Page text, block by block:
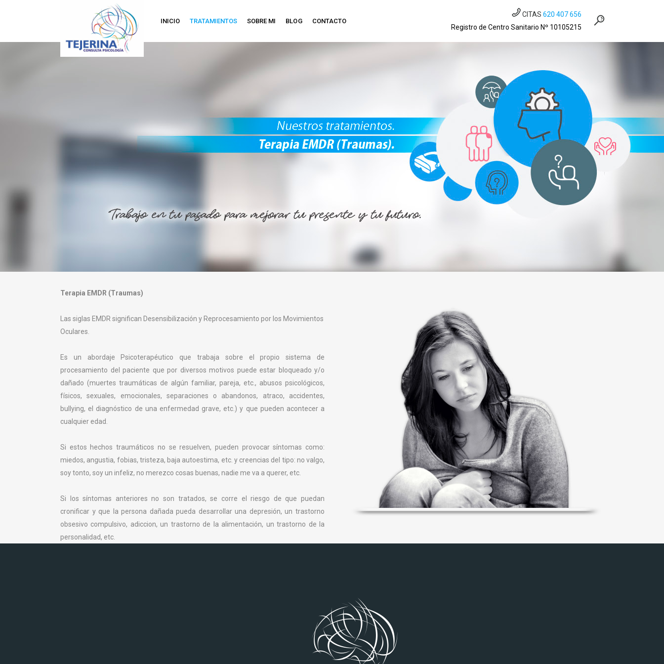
CITAS 620 407 656
Registro de Centro Sanitario Nº 10105215
INICIO TRATAMIENTOS SOBRE MI BLOG CONTACTO
Terapia EMDR (Traumas)
Las siglas EMDR significan Desensibilización y Reprocesamiento por los Movimientos
Oculares.
Es un abordaje Psicoterapéutico que trabaja sobre el propio sistema de
procesamiento del paciente que por diversos motivos puede estar bloqueado y/o
dañado (muertes traumáticas de algún familiar, pareja, etc., abusos psicológicos,
físicos, sexuales, emocionales, separaciones o abandonos, atraco, accidentes,
bullying, el diagnóstico de una enfermedad grave, etc.) y que pueden acontecer a
cualquier edad.
Si estos hechos traumáticos no se resuelven, pueden provocar síntomas como:
miedos, angustia, fobias, tristeza, baja autoestima, etc. y creencias del tipo: no valgo,
soy tonto, soy un infeliz, no merezco cosas buenas, nadie me va a querer, etc.
Si los síntomas anteriores no son tratados, se corre el riesgo de que puedan
cronificar y que la persona dañada pueda desarrollar una depresión, un trastorno
obsesivo compulsivo, adiccion, un trastorno de la alimentación, un trastorno de la
personalidad, etc.